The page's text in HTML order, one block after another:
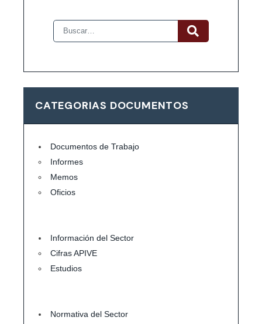
CATEGORIAS DOCUMENTOS
Documentos de Trabajo
Informes
Memos
Oficios
Información del Sector
Cifras APIVE
Estudios
Normativa del Sector